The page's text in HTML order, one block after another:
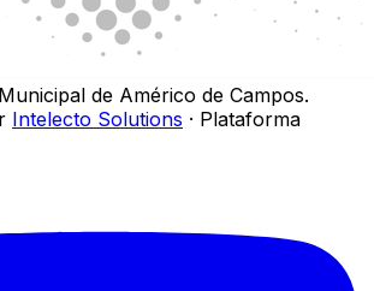
de Américo de Campos.
Intelecto Solutions · Plataforma